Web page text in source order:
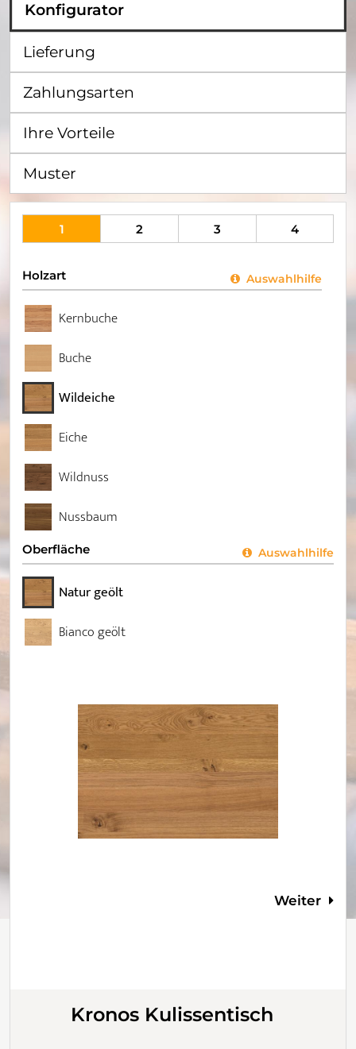
Konfigurator
Lieferung
Zahlungsarten
Ihre Vorteile
Muster
1 2 3 4
Holzart Auswahlhilfe
Kernbuche
Buche
Wildeiche
Eiche
Wildnuss
Nussbaum
Oberfläche Auswahlhilfe
Natur geölt
Bianco geölt
Weiter
Kronos Kulissentisch